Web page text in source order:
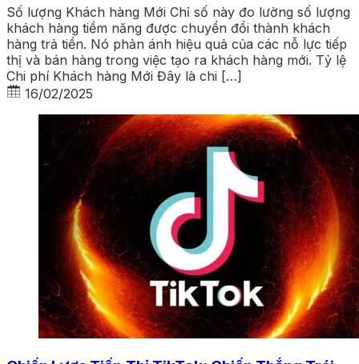
Số lượng Khách hàng Mới Chỉ số này đo lường số lượng
khách hàng tiềm năng được chuyển đổi thành khách
hàng trả tiền. Nó phản ánh hiệu quả của các nỗ lực tiếp
thị và bán hàng trong việc tạo ra khách hàng mới. Tỷ lệ
Chi phí Khách hàng Mới Đây là chi […]
16/02/2025